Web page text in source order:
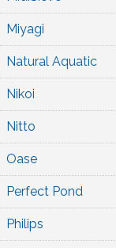
Miyagi
Natural Aquatic
Nikoi
Nitto
Oase
Perfect Pond
Philips